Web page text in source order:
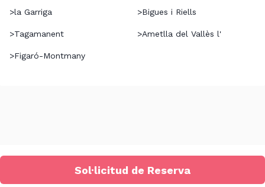
>la Garriga >Bigues i Riells
>Tagamanent >Ametlla del Vallès l'
>Figaró-Montmany
Sol·licitud de Reserva